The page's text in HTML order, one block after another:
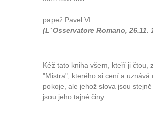
papež Pavel VI.
(L´Osservatore Romano, 26.11.
Kéž tato kniha všem, kteří ji
"Mistra", kterého si cení a
pokoje, ale jehož slova jsou
jsou jeho tajné činy.